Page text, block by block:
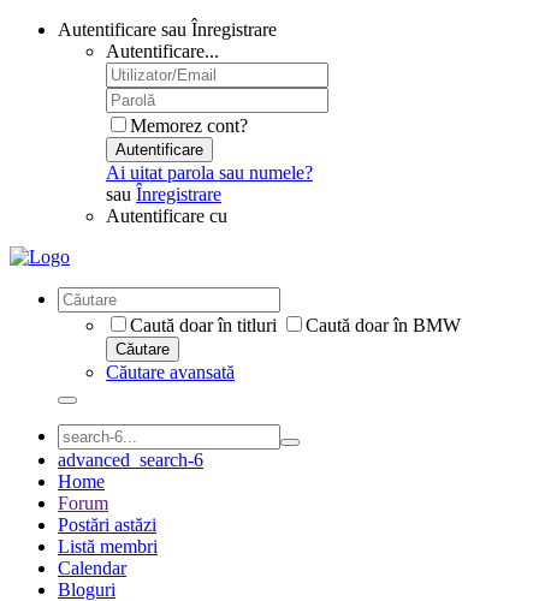
Autentificare sau Înregistrare
Autentificare...
Memorez cont?
Autentificare
Ai uitat parola sau numele?
sau Înregistrare
Autentificare cu
Caută doar în titluri Caută doar în BMW
Căutare
Căutare avansată
advanced_search-6
Home
Forum
Postări astăzi
Listă membri
Calendar
Bloguri